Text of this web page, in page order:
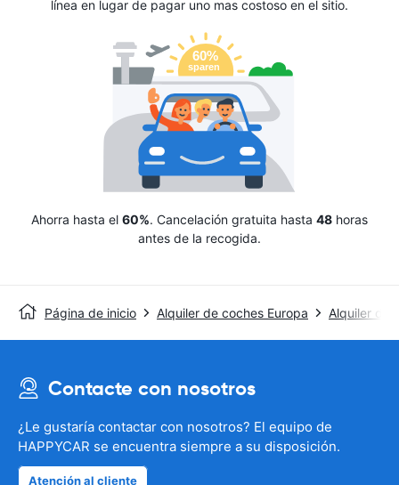
línea en lugar de pagar uno mas costoso en el sitio.
Ahorra hasta el 60%. Cancelación gratuita hasta 48 horas
antes de la recogida.
Página de inicio Alquiler de coches Europa Alquiler de
Contacte con nosotros
¿Le gustaría contactar con nosotros? El equipo de
HAPPYCAR se encuentra siempre a su disposición.
Atención al cliente